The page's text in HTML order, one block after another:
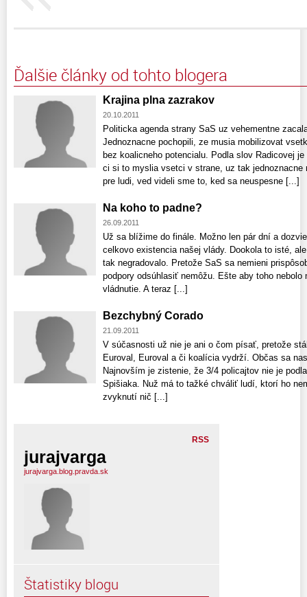
Ďalšie články od tohto blogera
Krajina plna zazrakov
20.10.2011
Politicka agenda strany SaS uz vehementne
Jednoznacne pochopili, ze musia mobilizovat
bez koalicneho potencialu. Podla slov Radicovej
ci si to myslia vsetci v strane, uz tak jednoznacne
pre ludi, ved videli sme to, ked sa neuspesne [...]
Na koho to padne?
26.09.2011
Už sa blížime do finále. Možno len pár dní a
celkovo existencia našej vlády. Dookola to isté,
tak negradovalo. Pretože SaS sa nemieni
podpory odsúhlasiť nemôžu. Ešte aby toho
vládnutie. A teraz [...]
Bezchybný Corado
21.09.2011
V súčasnosti už nie je ani o čom písať, pretože
Euroval, Euroval a či koalícia vydrží. Občas sa
Najnovším je zistenie, že 3/4 policajtov nie je
Spišiaka. Nuž má to tažké chváliť ludí, ktorí ho
zvyknutí nič [...]
RSS
jurajvarga
jurajvarga.blog.pravda.sk
Štatistiky blogu